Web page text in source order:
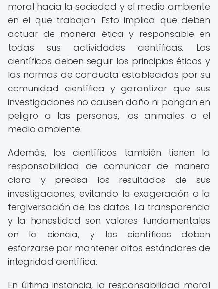
moral hacia la sociedad y el medio ambiente
en el que trabajan. Esto implica que deben
actuar de manera ética y responsable en
todas sus actividades científicas. Los
científicos deben seguir los principios éticos y
las normas de conducta establecidas por su
comunidad científica y garantizar que sus
investigaciones no causen daño ni pongan en
peligro a las personas, los animales o el
medio ambiente.
Además, los científicos también tienen la
responsabilidad de comunicar de manera
clara y precisa los resultados de sus
investigaciones, evitando la exageración o la
tergiversación de los datos. La transparencia
y la honestidad son valores fundamentales
en la ciencia, y los científicos deben
esforzarse por mantener altos estándares de
integridad científica.
En última instancia, la responsabilidad moral